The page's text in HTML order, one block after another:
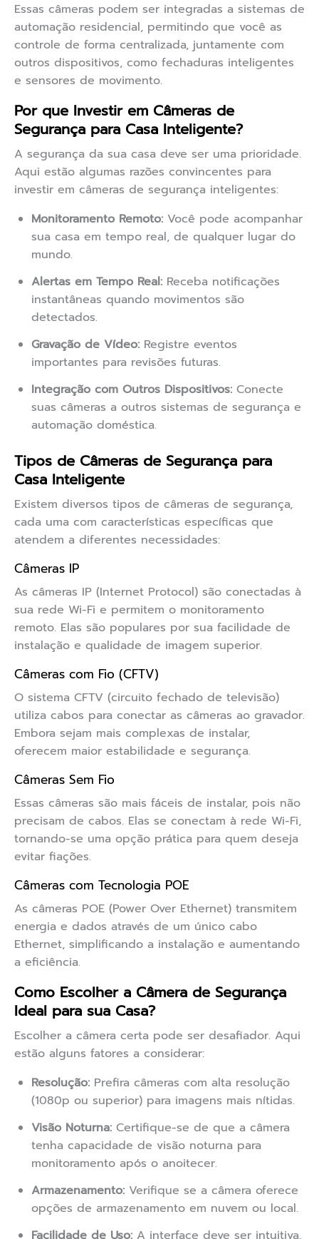
Essas câmeras podem ser integradas a sistemas de
automação residencial, permitindo que você as
controle de forma centralizada, juntamente com
outros dispositivos, como fechaduras inteligentes
e sensores de movimento.
Por que Investir em Câmeras de
Segurança para Casa Inteligente?
A segurança da sua casa deve ser uma prioridade.
Aqui estão algumas razões convincentes para
investir em câmeras de segurança inteligentes:
Monitoramento Remoto: Você pode acompanhar
sua casa em tempo real, de qualquer lugar do
mundo.
Alertas em Tempo Real: Receba notificações
instantâneas quando movimentos são
detectados.
Gravação de Vídeo: Registre eventos
importantes para revisões futuras.
Integração com Outros Dispositivos: Conecte
suas câmeras a outros sistemas de segurança e
automação doméstica.
Tipos de Câmeras de Segurança para
Casa Inteligente
Existem diversos tipos de câmeras de segurança,
cada uma com características específicas que
atendem a diferentes necessidades:
Câmeras IP
As câmeras IP (Internet Protocol) são conectadas à
sua rede Wi-Fi e permitem o monitoramento
remoto. Elas são populares por sua facilidade de
instalação e qualidade de imagem superior.
Câmeras com Fio (CFTV)
O sistema CFTV (circuito fechado de televisão)
utiliza cabos para conectar as câmeras ao gravador.
Embora sejam mais complexas de instalar,
oferecem maior estabilidade e segurança.
Câmeras Sem Fio
Essas câmeras são mais fáceis de instalar, pois não
precisam de cabos. Elas se conectam à rede Wi-Fi,
tornando-se uma opção prática para quem deseja
evitar fiações.
Câmeras com Tecnologia POE
As câmeras POE (Power Over Ethernet) transmitem
energia e dados através de um único cabo
Ethernet, simplificando a instalação e aumentando
a eficiência.
Como Escolher a Câmera de Segurança
Ideal para sua Casa?
Escolher a câmera certa pode ser desafiador. Aqui
estão alguns fatores a considerar:
Resolução: Prefira câmeras com alta resolução
(1080p ou superior) para imagens mais nítidas.
Visão Noturna: Certifique-se de que a câmera
tenha capacidade de visão noturna para
monitoramento após o anoitecer.
Armazenamento: Verifique se a câmera oferece
opções de armazenamento em nuvem ou local.
Facilidade de Uso: A interface deve ser intuitiva,